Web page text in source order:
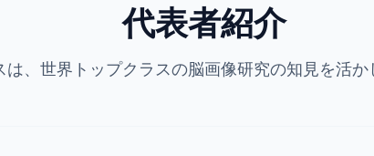
代表者紹介
、世界トップクラスの脳画像研究の知見を活か